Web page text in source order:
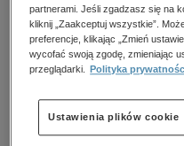
budownictwo,
biznesowe,
dzienniki
edukacja
Piotr Czarny
Sortowanie
partnerami. Jeśli zgadzasz się na
kliknij „Zaakceptuj wszystkie”.
preferencje, klikając „Zmień
wycofać swoją zgodę, zmieniając
przeglądarki.
Polityka
Ustawienia plików cookie